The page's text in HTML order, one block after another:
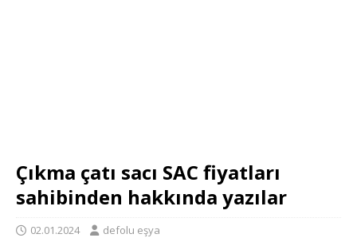
Çıkma çatı sacı SAC fiyatları
sahibinden hakkında yazılar
02.01.2024 defolu eşya